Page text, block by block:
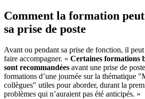
Comment la formation
sa prise de poste
Avant ou pendant sa prise de fonction, il peut
faire accompagner. « Certaines formations
sont recommandées avant une prise de
formations d’une journée sur la thématique
collègues" utiles pour aborder, durant la
problèmes qui n’auraient pas été anticipés. »